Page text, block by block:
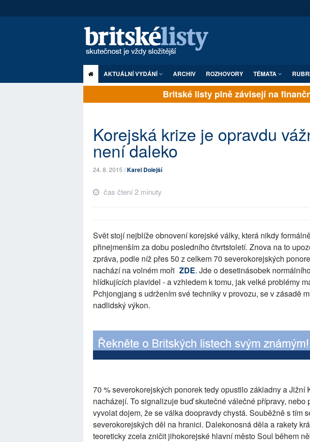
AKTUÁLNÍ VYDÁNÍ ARCHIV ROZHOVORY TÉMATA
Britské listy plně závisejí na
Korejská krize je opravdu
není daleko
24. 8. 2015 /Karel Dolejší
čas čtení 2 minuty
Svět stojí nejblíže obnovení korejské války, která nikdy
přinejmenším za dobu posledního čtvrtstoletí. Znova na to
zpráva, podle níž přes 50 z celkem 70 severokorejských
nachází na volném moři ZDE. Jde o desetinásobek
hlídkujících plavidel - a vzhledem k tomu, jak velké problémy
Pchjongjang s udržením své techniky v provozu, se v zásadě
nadlidský výkon.
70 % severokorejských ponorek tedy opustilo základny a Jižní
nacházejí. To signalizuje buď skutečné válečné přípravy, nebo
vyvolat dojem, že se válka doopravdy chystá. Souběžně s tím
severokorejských děl na hranici. Dalekonosná děla a rakety
teoreticky zcela zničit jihokorejské hlavní město Soul během